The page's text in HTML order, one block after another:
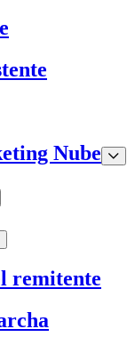
Nube
remitente